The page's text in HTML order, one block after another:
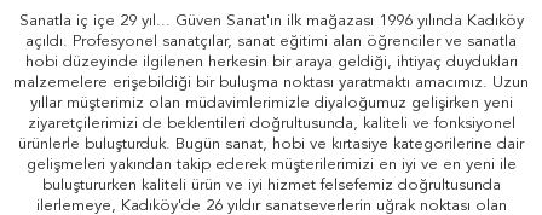
Sanatla iç içe 29 yıl... Güven Sanat'ın ilk mağazası 1996 yılında Kadıköy
açıldı. Profesyonel sanatçılar, sanat eğitimi alan öğrenciler ve sanatla
hobi düzeyinde ilgilenen herkesin bir araya geldiği, ihtiyaç duydukları
malzemelere erişebildiği bir buluşma noktası yaratmaktı amacımız. Uzun
yıllar müşterimiz olan müdavimlerimizle diyaloğumuz gelişirken yeni
ziyaretçilerimizi de beklentileri doğrultusunda, kaliteli ve fonksiyonel
ürünlerle buluşturduk. Bugün sanat, hobi ve kırtasiye kategorilerine dair
gelişmeleri yakından takip ederek müşterilerimizi en iyi ve en yeni ile
buluştururken kaliteli ürün ve iyi hizmet felsefemiz doğrultusunda
ilerlemeye, Kadıköy'de 26 yıldır sanatseverlerin uğrak noktası olan